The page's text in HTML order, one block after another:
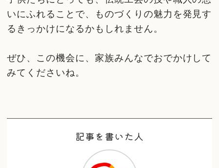
いにふれることで、ものづくりの魅力を発見す
るきっかけになるかもしれません。
ぜひ、この機会に、家族みんなでおでかけして
みてくださいね。
記事を書いた人